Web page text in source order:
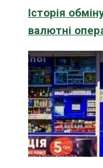
Історія
валютні